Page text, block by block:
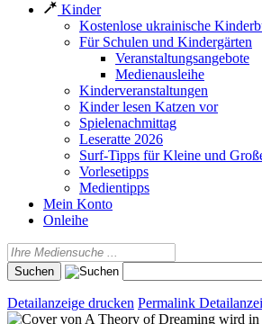
Kinder
Kostenlose ukrainische
Für Schulen und Kindergärten
Veranstaltungsangebote
Medienausleihe
Kinderveranstaltungen
Kinder lesen Katzen vor
Spielenachmittag
Leseratte 2026
Surf-Tipps für Kleine und
Vorlesetipps
Medientipps
Mein Konto
Onleihe
Detailanzeige drucken Permalink
wird in